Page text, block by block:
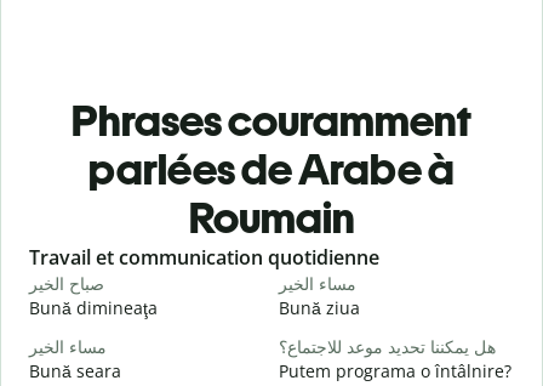
Phrases couramment
parlées de Arabe à
Roumain
Slide 1 of 6
Travail et communication quotidienne
صباح الخير
Bună dimineaţa
مساء الخير
Bună ziua
مساء الخير
Bună seara
هل يمكننا تحديد موعد للاجتماع؟
Putem programa o întâlnire?